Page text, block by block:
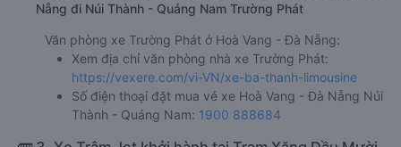
Nẵng đi Núi Thành - Quảng Nam Trường Phát
Văn phòng xe Trường Phát ở Hoà Vang - Đà Nẵng:
Xem địa chỉ văn phòng nhà xe Trường Phát:
https://vexere.com/vi-VN/xe-ba-thanh-limousine
Số điện thoại đặt mua vé xe Hoà Vang - Đà Nẵng Núi
Thành - Quảng Nam: 1900 888684